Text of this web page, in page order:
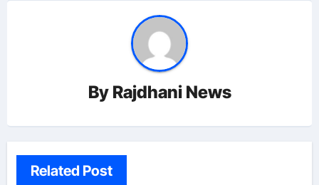
By Rajdhani News
Related Post